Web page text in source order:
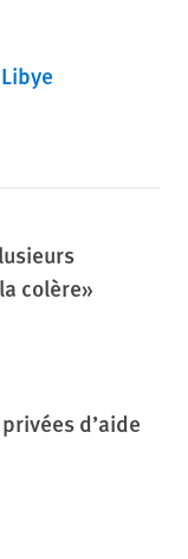
Libye
colère»
d’aide